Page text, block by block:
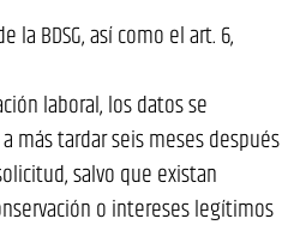
la BDSG, así como el art. 6,
laboral, los datos se
más tardar seis meses después
salvo que existan
o intereses legítimos